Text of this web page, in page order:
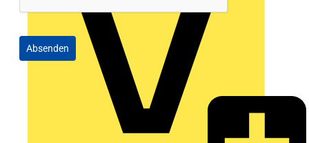
Absenden